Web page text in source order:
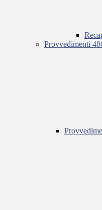
Provvedimenti